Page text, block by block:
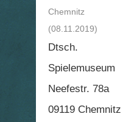
Chemnitz
(08.11.2019)
Dtsch.
Spielemuseum
Neefestr. 78a
09119 Chemnitz